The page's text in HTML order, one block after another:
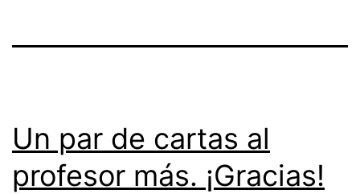
Un par de cartas al
profesor más. ¡Gracias!